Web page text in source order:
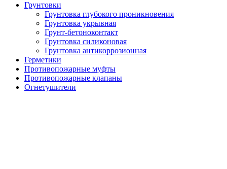
Грунтовки
Грунтовка глубокого проникновения
Грунтовка укрывная
Грунт-бетоноконтакт
Грунтовка силиконовая
Грунтовка антикоррозионная
Герметики
Противопожарные муфты
Противопожарные клапаны
Огнетушители